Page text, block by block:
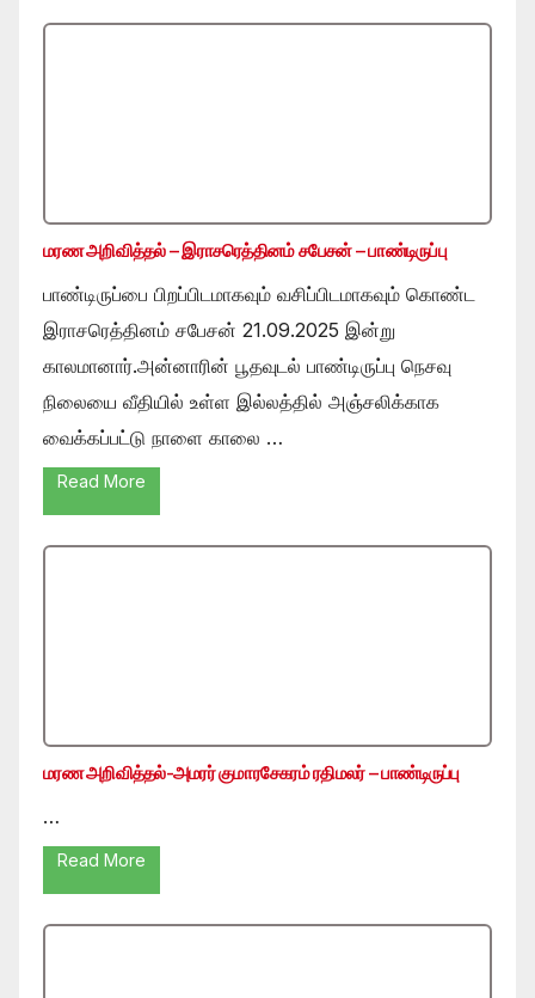
மரண அறிவித்தல் – இராசரெத்தினம் சபேசன் – பாண்டிருப்பு
பாண்டிருப்பை பிறப்பிடமாகவும் வசிப்பிடமாகவும் கொண்ட
இராசரெத்தினம் சபேசன் 21.09.2025 இன்று
காலமானார்.அன்னாரின் பூதவுடல் பாண்டிருப்பு நெசவு
நிலையை வீதியில் உள்ள இல்லத்தில் அஞ்சலிக்காக
வைக்கப்பட்டு நாளை காலை …
Read More
மரண அறிவித்தல்-அமரர் குமாரசேகரம் ரதிமலர் – பாண்டிருப்பு
…
Read More